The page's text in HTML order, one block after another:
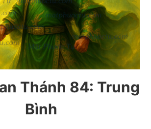
Thánh 84: Trung
Bình